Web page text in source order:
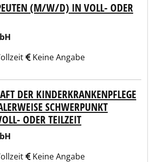
(M/W/D) IN VOLL- ODER
Keine Angabe
DER KINDERKRANKENPFLEGE
SCHWERPUNKT
ODER TEILZEIT
Keine Angabe